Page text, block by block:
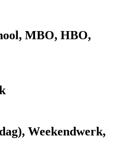
MBO, HBO,
Weekendwerk,